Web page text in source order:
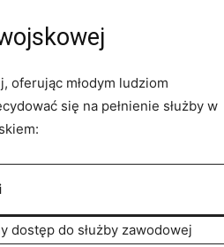
oferując młodym ludziom
się na pełnienie służby w
dostęp do służby zawodowej